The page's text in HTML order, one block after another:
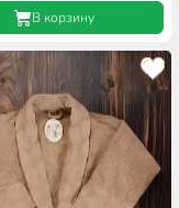
В корзину